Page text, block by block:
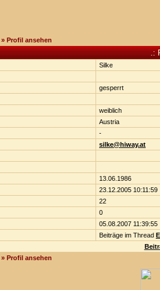
» Profil ansehen
.:
Silke
gesperrt
weiblich
Austria
-
silke@hiway.at
13.06.1986
23.12.2005 10:11:59
22
0
05.08.2007 11:39:55
Beiträge im Thread
» Profil ansehen